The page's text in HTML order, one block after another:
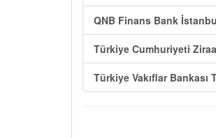
QNB Finans Bank
Türkiye Cumhuriyeti
Türkiye Vakıflar